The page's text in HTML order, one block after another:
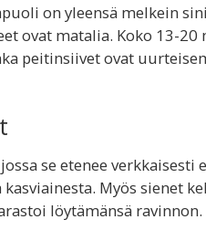
on yleensä melkein
ovat matalia. Koko 13-20
peitinsiivet ovat
se etenee verkkaisesti
Myös sienet
löytämänsä ravinnon.